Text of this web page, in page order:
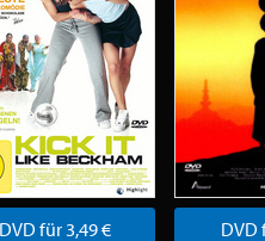
DVD für 3,49 €
DVD